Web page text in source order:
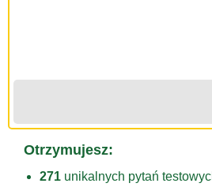
Otrzymujesz:
271 unikalnych pytań